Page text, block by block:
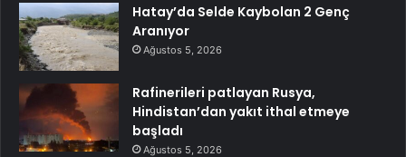
Hatay’da Selde Kaybolan 2 Genç
Aranıyor
Ağustos 5, 2026
Rafinerileri patlayan Rusya,
Hindistan’dan yakıt ithal etmeye
başladı
Ağustos 5, 2026